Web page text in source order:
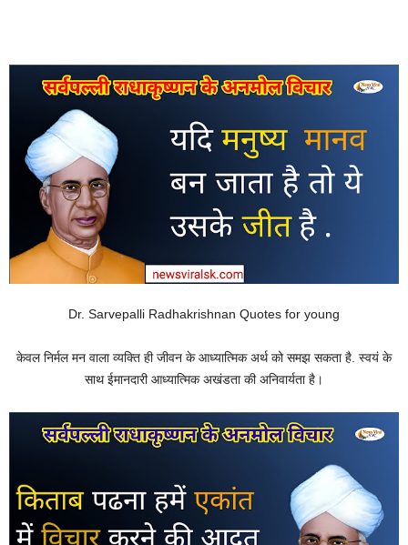
Dr. Sarvepalli Radhakrishnan Quotes for young
केवल निर्मल मन वाला व्यक्ति ही जीवन के आध्यात्मिक अर्थ को समझ सकता है. स्वयं के
साथ ईमानदारी आध्यात्मिक अखंडता की अनिवार्यता है।